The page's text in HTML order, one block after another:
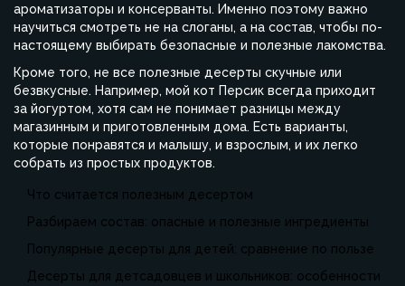
ароматизаторы и консерванты. Именно поэтому важно
научиться смотреть не на слоганы, а на состав, чтобы по-
настоящему выбирать безопасные и полезные лакомства.
Кроме того, не все полезные десерты скучные или
безвкусные. Например, мой кот Персик всегда приходит
за йогуртом, хотя сам не понимает разницы между
магазинным и приготовленным дома. Есть варианты,
которые понравятся и малышу, и взрослым, и их легко
собрать из простых продуктов.
Что считается полезным десертом
Разбираем состав: опасные и полезные ингредиенты
Популярные десерты для детей: сравнение по пользе
Десерты для детсадовцев и школьников: особенности